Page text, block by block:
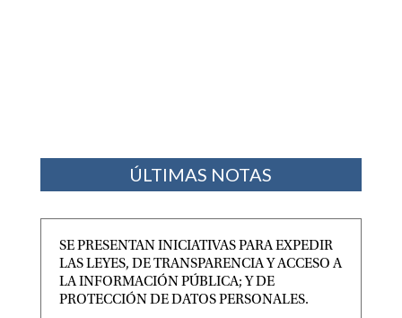
ÚLTIMAS NOTAS
SE PRESENTAN INICIATIVAS PARA EXPEDIR
LAS LEYES, DE TRANSPARENCIA Y ACCESO A
LA INFORMACIÓN PÚBLICA; Y DE
PROTECCIÓN DE DATOS PERSONALES.